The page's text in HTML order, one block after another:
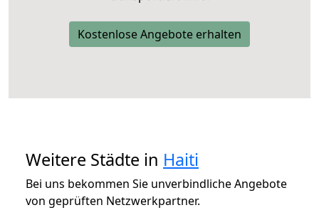
Kostenlose Angebote erhalten
Weitere Städte in Haiti
Bei uns bekommen Sie unverbindliche Angebote
von geprüften Netzwerkpartner.